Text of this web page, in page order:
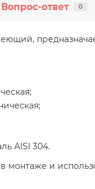
Вопрос-ответ 0
AISI 304.
монтаже и